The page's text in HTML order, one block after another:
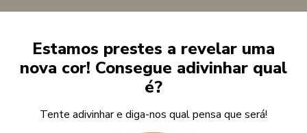
Estamos prestes a revelar uma
nova cor! Consegue adivinhar qual
é?
Tente adivinhar e diga-nos qual pensa que será!